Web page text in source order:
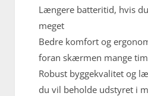
Længere batteritid, hvis
meget
Bedre komfort og
foran skærmen mange
Robust byggekvalitet og
du vil beholde udstyret i